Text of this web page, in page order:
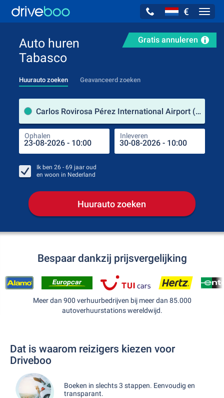
€
Gratis annuleren
Auto huren
Tabasco
Huurauto zoeken Geavanceerd zoeken
Carlos Rovirosa Pérez International Airport (Tabasco / Mexico)
Ophalen Inleveren
Ik ben 26 - 69 jaar oud
en woon in Nederland
Huurauto zoeken
Bespaar dankzij prijsvergelijking
Meer dan 900 verhuurbedrijven bij meer dan 85.000
autoverhuurstations wereldwijd.
Dat is waarom reizigers kiezen voor
Driveboo
Boeken in slechts 3 stappen. Eenvoudig en
transparant.